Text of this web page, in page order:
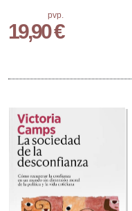
pvp.
19,90 €